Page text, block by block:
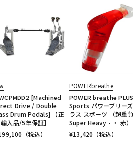
[Machined
Drive / Double
Drum Pedals] 【正
入品/5年保証】
（税込）
POWERbreathe
POWER breathe PLUS
Sports パワーブリー
ラス スポーツ （超重
Super Heavy - ・ 赤）
¥13,420 （税込）